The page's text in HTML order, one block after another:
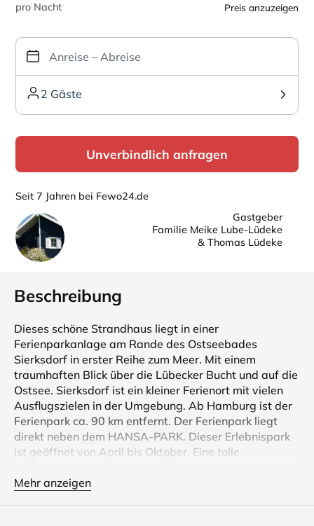
Preis anzuzeigen
pro Nacht
2 Gäste
Unverbindlich anfragen
Seit 7 Jahren bei Fewo24.de
Gastgeber
Familie Meike Lube-Lüdeke
& Thomas Lüdeke
Beschreibung
Dieses schöne Strandhaus liegt in einer
Ferienparkanlage am Rande des Ostseebades
Sierksdorf in erster Reihe zum Meer. Mit einem
traumhaften Blick über die Lübecker Bucht und auf die
Ostsee. Sierksdorf ist ein kleiner Ferienort mit vielen
Ausflugszielen in der Umgebung. Ab Hamburg ist der
Ferienpark ca. 90 km entfernt. Der Ferienpark liegt
direkt neben dem HANSA-PARK. Dieser Erlebnispark
ist geöffnet von April bis Oktober. Eine tolle
Mehr anzeigen